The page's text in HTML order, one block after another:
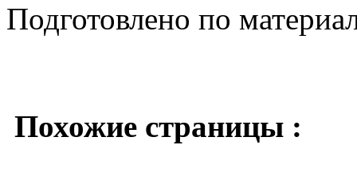
Подготовлено по
Похожие страницы :